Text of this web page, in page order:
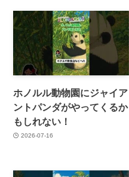
ホノルル動物園にジャイア
ントパンダがやってくるか
もしれない！
2026-07-16